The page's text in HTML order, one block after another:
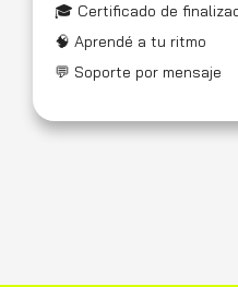
🎓 Certificado de
🧠 Aprendé a tu ritmo
💬 Soporte por mensaje